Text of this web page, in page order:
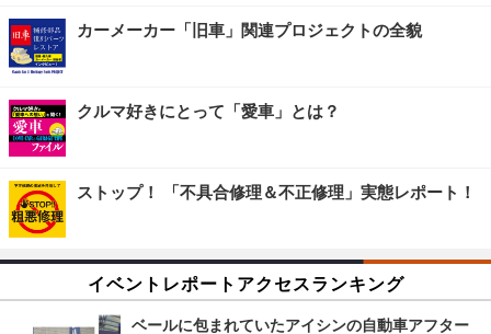
カーメーカー「旧車」関連プロジェクトの全貌
クルマ好きにとって「愛車」とは？
ストップ！ 「不具合修理＆不正修理」実態レポート！
イベントレポートアクセスランキング
ベールに包まれていたアイシンの自動車アフター